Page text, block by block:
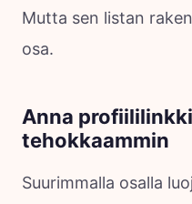
Mutta sen listan
osa.
Anna
tehokkaammin
Suurimmalla osalla